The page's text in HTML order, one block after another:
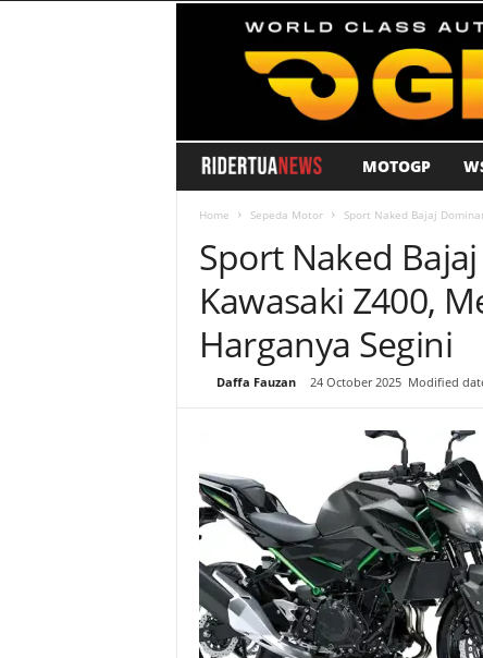
i
d
r
T
a
c
o
MOTOGP
Home Sepeda Motor Sport Naked Bajaj
Sport Naked
Kawasaki Z400,
Harganya Segini
Daffa Fauzan- 24 October 2025 Modified